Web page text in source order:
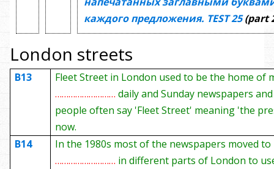
каждого предложения. TEST25(part
London streets
B13
Fleet Street in London used to be the home of
………………………daily and Sunday newspapers
people often say 'Fleet Street' meaning 'the
now.
B14
In the 1980s most of the newspapers moved to
……………………… in different parts of London to